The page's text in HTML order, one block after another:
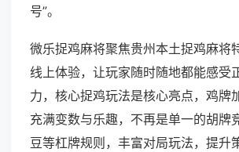
号”。
微乐捉鸡麻将聚焦贵州本土捉鸡麻将
线上体验，让玩家随时随地都能感受
力，核心捉鸡玩法是核心亮点，鸡牌
充满变数与乐趣，不再是单一的胡牌
豆等杠牌规则，丰富对局玩法，提升